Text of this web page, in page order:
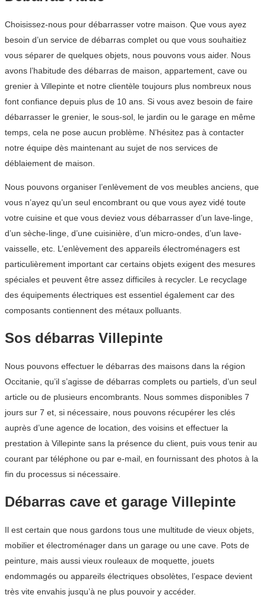
Choisissez-nous pour débarrasser votre maison. Que vous ayez
besoin d’un service de débarras complet ou que vous souhaitiez
vous séparer de quelques objets, nous pouvons vous aider. Nous
avons l’habitude des débarras de maison, appartement, cave ou
grenier à Villepinte et notre clientèle toujours plus nombreux nous
font confiance depuis plus de 10 ans. Si vous avez besoin de faire
débarrasser le grenier, le sous-sol, le jardin ou le garage en même
temps, cela ne pose aucun problème. N’hésitez pas à contacter
notre équipe dès maintenant au sujet de nos services de
déblaiement de maison.
Nous pouvons organiser l’enlèvement de vos meubles anciens, que
vous n’ayez qu’un seul encombrant ou que vous ayez vidé toute
votre cuisine et que vous deviez vous débarrasser d’un lave-linge,
d’un sèche-linge, d’une cuisinière, d’un micro-ondes, d’un lave-
vaisselle, etc. L’enlèvement des appareils électroménagers est
particulièrement important car certains objets exigent des mesures
spéciales et peuvent être assez difficiles à recycler. Le recyclage
des équipements électriques est essentiel également car des
composants contiennent des métaux polluants.
Sos débarras Villepinte
Nous pouvons effectuer le débarras des maisons dans la région
Occitanie, qu’il s’agisse de débarras complets ou partiels, d’un seul
article ou de plusieurs encombrants. Nous sommes disponibles 7
jours sur 7 et, si nécessaire, nous pouvons récupérer les clés
auprès d’une agence de location, des voisins et effectuer la
prestation à Villepinte sans la présence du client, puis vous tenir au
courant par téléphone ou par e-mail, en fournissant des photos à la
fin du processus si nécessaire.
Débarras cave et garage Villepinte
Il est certain que nous gardons tous une multitude de vieux objets,
mobilier et électroménager dans un garage ou une cave. Pots de
peinture, mais aussi vieux rouleaux de moquette, jouets
endommagés ou appareils électriques obsolètes, l’espace devient
très vite envahis jusqu’à ne plus pouvoir y accéder.